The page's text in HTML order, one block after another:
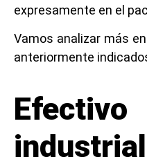
expresamente en el
Vamos analizar más
anteriormente
industrial